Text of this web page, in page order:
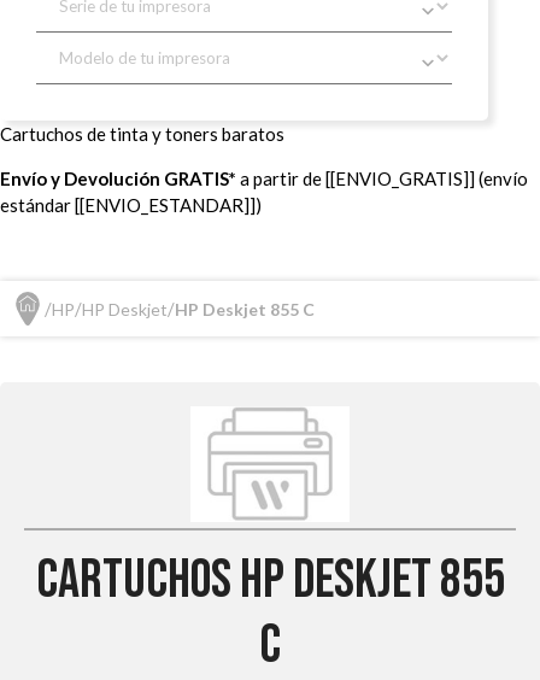
Cartuchos de tinta y toners baratos
Envío y Devolución GRATIS* a partir de [[ENVIO_GRATIS]] (envío
estándar [[ENVIO_ESTANDAR]])
HP HP Deskjet HP Deskjet 855 C
Cartuchos HP Deskjet 855
C